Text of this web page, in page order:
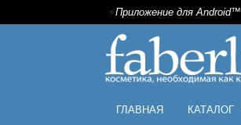
Приложение для Android™
ГЛАВНАЯ КАТАЛОГ